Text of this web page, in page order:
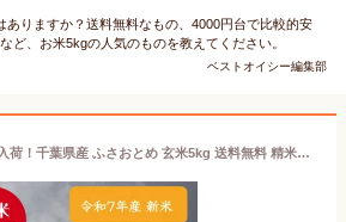
ありますか？送料無料なもの、4000円台で比較的安
ど、お米5kgの人気のものを教えてください。
ベストオイシー編集部
令和7年産 新米入荷！千葉県産 ふさおとめ 玄米5kg 送料無料 精米無料